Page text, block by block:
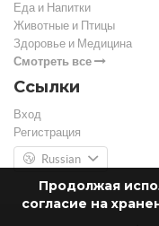
Продолжая
согласие на
Еда и Напитки
Животные и Птицы
Здоровье и Медицина
Смотреть все
Ссылки
Вход
Регистрация
Russian